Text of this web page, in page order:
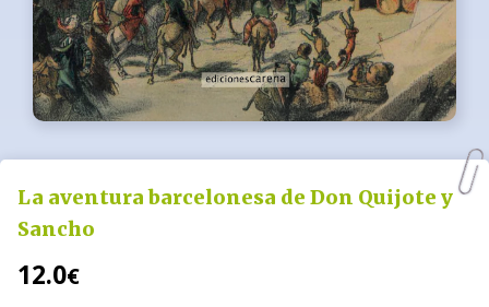
La aventura barcelonesa de Don Quijote y
Sancho
12.0€